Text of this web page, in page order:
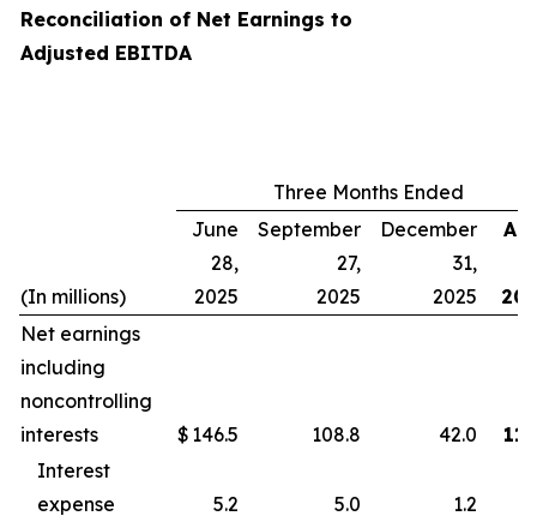
Reconciliation of Net Earnings to
Adjusted EBITDA
Three Months Ended
(In millions)
June
28,
2025
September
27,
2025
December
31,
2025
Net earnings
including
noncontrolling
interests
$ 146.5 108.8 42.0
Interest
expense
5.2 5.0 1.2